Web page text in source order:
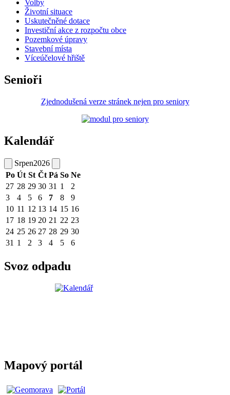
Volby
Životní situace
Uskutečněné dotace
Investiční akce z rozpočtu obce
Pozemkové úpravy
Stavební místa
Víceúčelové hřiště
Senioři
Zjednodušená verze stránek nejen pro seniory
Kalendář
Srpen2026
Po Út St Čt Pá So Ne
27 28 29 30 31 1
2
3
4 5 6 7 8
9
10 11 12 13 14 15 16
17 18 19 20 21 22 23
24 25 26 27 28 29 30
31 1 2 3 4 5 6
Svoz odpadu
Mapový portál